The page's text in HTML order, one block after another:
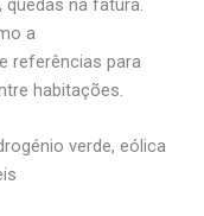
a
referências para
habitações.
verde, eólica